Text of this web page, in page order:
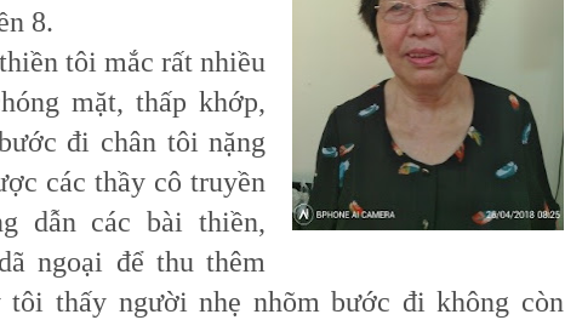
8.
tôi mắc rất nhiều
mặt, thấp khớp,
đi chân tôi nặng
các thầy cô truyền
dẫn các bài thiền,
ngoại để thu thêm
tôi thấy người nhẹ nhõm bước đi không còn